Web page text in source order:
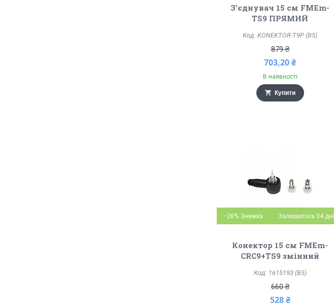
З'єднувач 15 см FMEm-
TS9 ПРЯМИЙ
KONEKTOR-T9P (B5)
879 ₴
703,20 ₴
В наявності
Купити
–20% Залишилось 34 дні
Конектор 15 см FMEm-
CRC9+TS9 змінний
1615193 (B5)
660 ₴
528 ₴